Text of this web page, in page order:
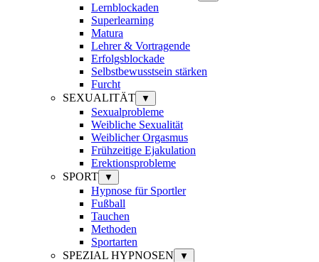
Lernblockaden
Superlearning
Matura
Lehrer & Vortragende
Erfolgsblockade
Selbstbewusstsein stärken
Furcht
SEXUALITÄT
▼
Sexualprobleme
Weibliche Sexualität
Weiblicher Orgasmus
Frühzeitige Ejakulation
Erektionsprobleme
SPORT
▼
Hypnose für Sportler
Fußball
Tauchen
Methoden
Sportarten
SPEZIAL HYPNOSEN
▼